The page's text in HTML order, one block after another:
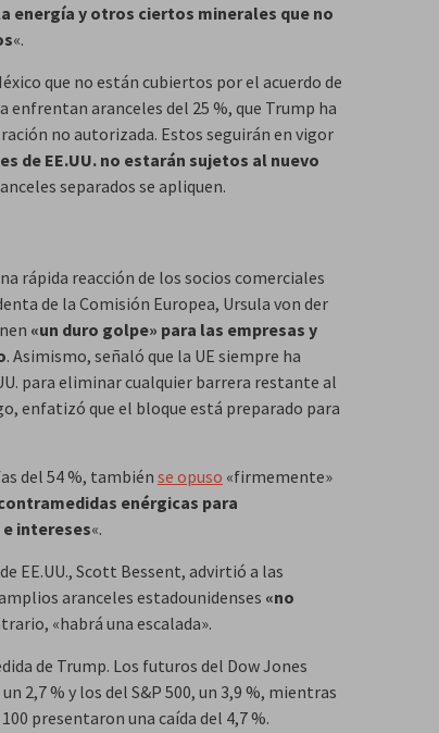
energía y otros ciertos minerales que no
«.
que no están cubiertos por el acuerdo de
enfrentan aranceles del 25 %, que Trump ha
no autorizada. Estos seguirán en vigor
de EE.UU. no estarán sujetos al nuevo
separados se apliquen.
rápida reacción de los socios comerciales
de la Comisión Europea, Ursula von der
«un duro golpe» para las empresas y
. Asimismo, señaló que la UE siempre ha
para eliminar cualquier barrera restante al
enfatizó que el bloque está preparado para
del 54 %, también se opuso «firmemente»
enérgicas para
intereses«.
EE.UU., Scott Bessent, advirtió a las
aranceles estadounidenses «no
«habrá una escalada».
de Trump. Los futuros del Dow Jones
2,7 % y los del S&P 500, un 3,9 %, mientras
presentaron una caída del 4,7 %.